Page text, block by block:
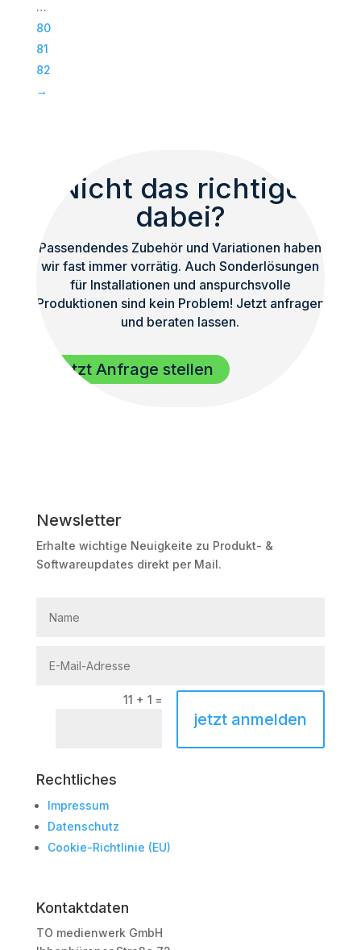
…
80
81
82
→
Nicht das richtige
dabei?
Passendendes Zubehör und Variationen haben
wir fast immer vorrätig. Auch Sonderlösungen
für Installationen und anspurchsvolle
Produktionen sind kein Problem! Jetzt anfragen
und beraten lassen.
Jetzt Anfrage stellen
Newsletter
Erhalte wichtige Neuigkeite zu Produkt- &
Softwareupdates direkt per Mail.
11 + 1 =
jetzt anmelden
Rechtliches
Impressum
Datenschutz
Cookie-Richtlinie (EU)
Kontaktdaten
TO medienwerk GmbH